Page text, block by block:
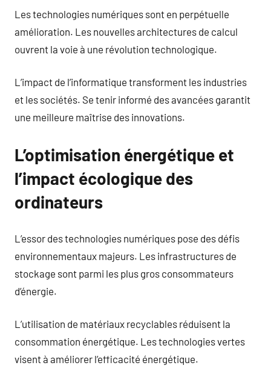
Les technologies numériques sont en perpétuelle
amélioration. Les nouvelles architectures de calcul
ouvrent la voie à une révolution technologique.
L’impact de l’informatique transforment les industries
et les sociétés. Se tenir informé des avancées garantit
une meilleure maîtrise des innovations.
L’optimisation énergétique et
l’impact écologique des
ordinateurs
L’essor des technologies numériques pose des défis
environnementaux majeurs. Les infrastructures de
stockage sont parmi les plus gros consommateurs
d’énergie.
L’utilisation de matériaux recyclables réduisent la
consommation énergétique. Les technologies vertes
visent à améliorer l’efficacité énergétique.